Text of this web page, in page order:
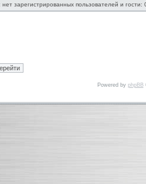
зарегистрированных пользователей и гости:
Powered by phpBB